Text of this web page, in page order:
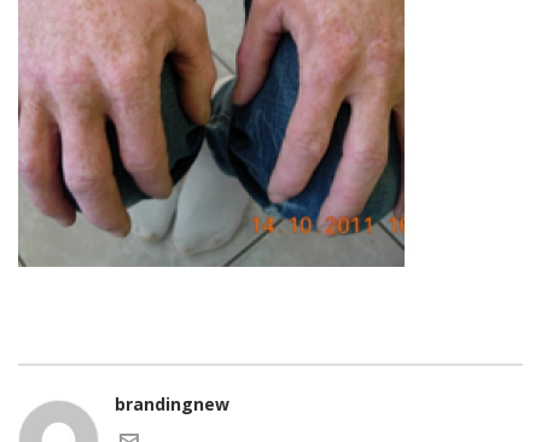
brandingnew